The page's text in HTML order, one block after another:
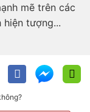
mẽ trên các
hiện tượng...